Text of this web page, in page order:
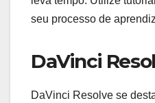
seu processo de
DaVinci
DaVinci Resolve se